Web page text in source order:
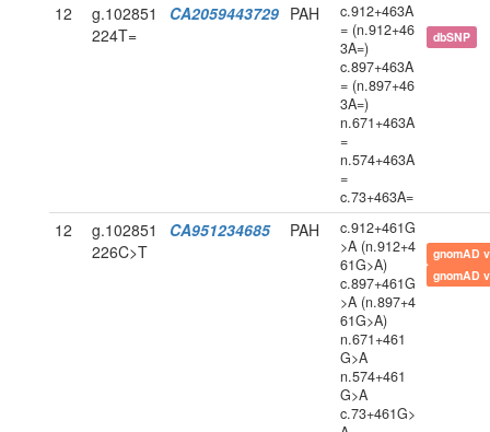
12
g.102851
224T=
CA2059443729 PAH
c.912+463A
= (n.912+46
3A=)
c.897+463A
= (n.897+46
3A=)
n.671+463A
=
n.574+463A
=
c.73+463A=
dbSNP
12
g.102851
226C>T
CA951234685 PAH
c.912+461G
>A (n.912+4
61G>A)
c.897+461G
>A (n.897+4
61G>A)
n.671+461
G>A
n.574+461
G>A
c.73+461G>
gnomAD
gnomAD